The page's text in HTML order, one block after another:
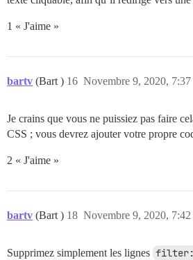
    filter: blur(0px);
	.topic-body .cooked iframe:before,
	.topic-thumbnail a:before {
	    content: none;
	}
1 « J'aime »
bartv (Bart ) Novembre 9, 2020, 7:37
16
Je crains que vous ne puissiez pas faire
CSS ; vous devrez ajouter votre propre
2 « J'aime »
bartv (Bart ) Novembre 9, 2020, 7:42
18
Supprimez simplement les lignes